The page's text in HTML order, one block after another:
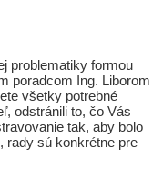
problematiky formou
poradcom Ing. Liborom
všetky potrebné
odstránili to, čo Vás
tak, aby bolo
rady sú konkrétne pre